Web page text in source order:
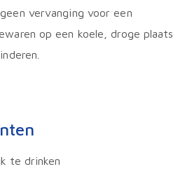
vervanging voor een
op een koele, droge plaats
te drinken